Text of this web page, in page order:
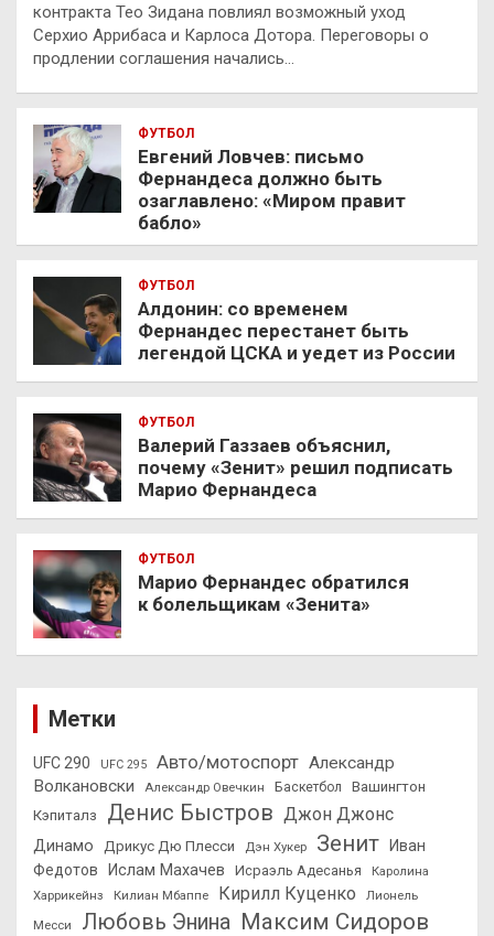
контракта Тео Зидана повлиял возможный уход
Серхио Аррибаса и Карлоса Дотора. Переговоры о
продлении соглашения начались…
ФУТБОЛ
Евгений Ловчев: письмо
Фернандеса должно быть
озаглавлено: «Миром правит
бабло»
ФУТБОЛ
Алдонин: со временем
Фернандес перестанет быть
легендой ЦСКА и уедет из России
ФУТБОЛ
Валерий Газзаев объяснил,
почему «Зенит» решил подписать
Марио Фернандеса
ФУТБОЛ
Марио Фернандес обратился
к болельщикам «Зенита»
Метки
UFC 290 UFC 295 Авто/мотоспорт Александр
Волкановски
Александр Овечкин Баскетбол
Вашингтон
Кэпиталз
Денис Быстров Джон Джонс
Динамо Дрикус Дю Плесси Дэн Хукер Зенит Иван
Федотов
Ислам Махачев Исраэль Адесанья
Каролина
Харрикейнз
Килиан Мбаппе Кирилл Куценко
Лионель
Месси
Любовь Энина Максим Сидоров